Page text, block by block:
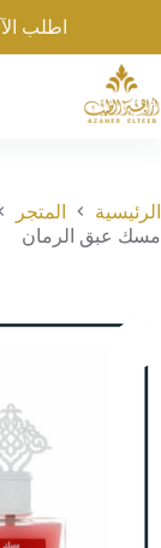
المحتوى
مسك عبق الرمان
250 ر.ق
اطلب
الرئيسية المتجر
مسك عبق الرمان